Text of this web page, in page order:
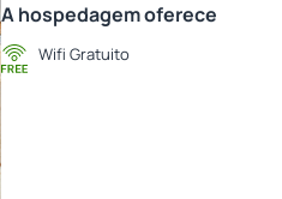
A hospedagem oferece
Wifi Gratuito